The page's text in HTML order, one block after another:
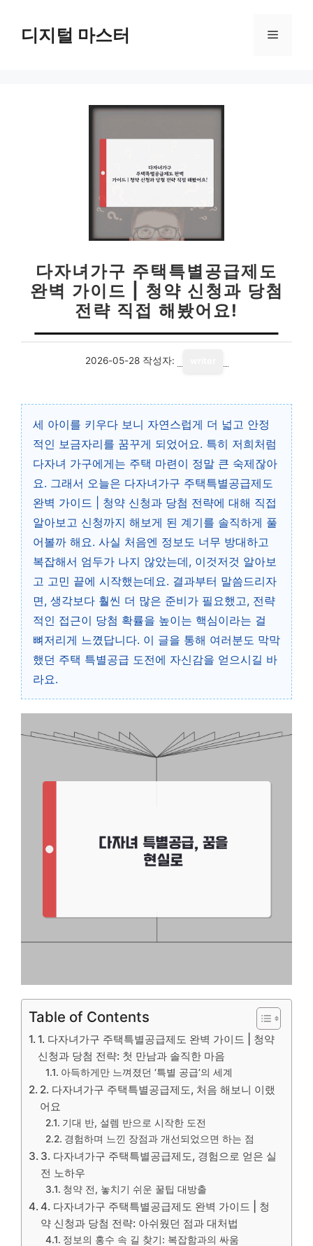
디지털 마스터 메
다자녀가구 주택특별공급제도
완벽 가이드 | 청약 신청과 당첨
전략 직접 해봤어요!
2026-05-28 작성자:
세 아이를 키우다 보니 자연스럽게 더 넓고 안정
적인 보금자리를 꿈꾸게 되었어요. 특히 저희처럼
다자녀 가구에게는 주택 마련이 정말 큰 숙제잖아
요. 그래서 오늘은 다자녀가구 주택특별공급제도
완벽 가이드 | 청약 신청과 당첨 전략에 대해 직접
알아보고 신청까지 해보게 된 계기를 솔직하게 풀
어볼까 해요. 사실 처음엔 정보도 너무 방대하고
복잡해서 엄두가 나지 않았는데, 이것저것 알아보
고 고민 끝에 시작했는데요. 결과부터 말씀드리자
면, 생각보다 훨씬 더 많은 준비가 필요했고, 전략
적인 접근이 당첨 확률을 높이는 핵심이라는 걸
뼈저리게 느꼈답니다. 이 글을 통해 여러분도 막막
했던 주택 특별공급 도전에 자신감을 얻으시길 바
라요.
Table of Contents
1. 다자녀가구 주택특별공급제도 완벽 가이드 | 청약
신청과 당첨 전략: 첫 만남과 솔직한 마음
아득하게만 느껴졌던 ‘특별 공급’의 세계
2. 다자녀가구 주택특별공급제도, 처음 해보니 이랬
어요
기대 반, 설렘 반으로 시작한 도전
경험하며 느낀 장점과 개선되었으면 하는 점
3. 다자녀가구 주택특별공급제도, 경험으로 얻은 실
전 노하우
청약 전, 놓치기 쉬운 꿀팁 대방출
4. 다자녀가구 주택특별공급제도 완벽 가이드 | 청
약 신청과 당첨 전략: 아쉬웠던 점과 대처법
정보의 홍수 속 길 찾기: 복잡함과의 싸움